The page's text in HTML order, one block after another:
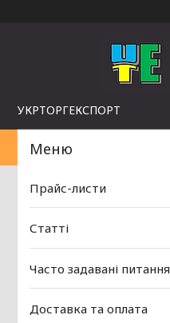
УКРТОРГЕКСПОРТ
Прайс-листи
Статті
Часто задавані питання
Доставка та оплата